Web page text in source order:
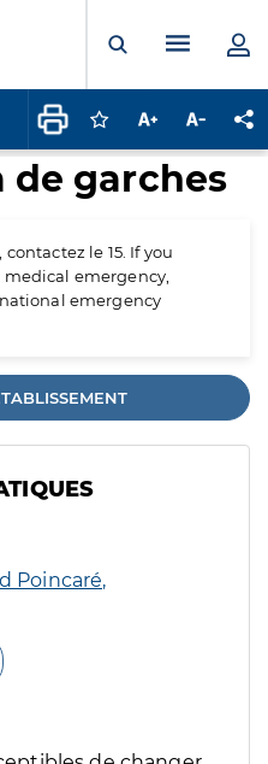
Ouvrir laMenu
Connectez-vous
Augmenter la
de garches
le 15. If you
emergency,
emergency
Poincaré,